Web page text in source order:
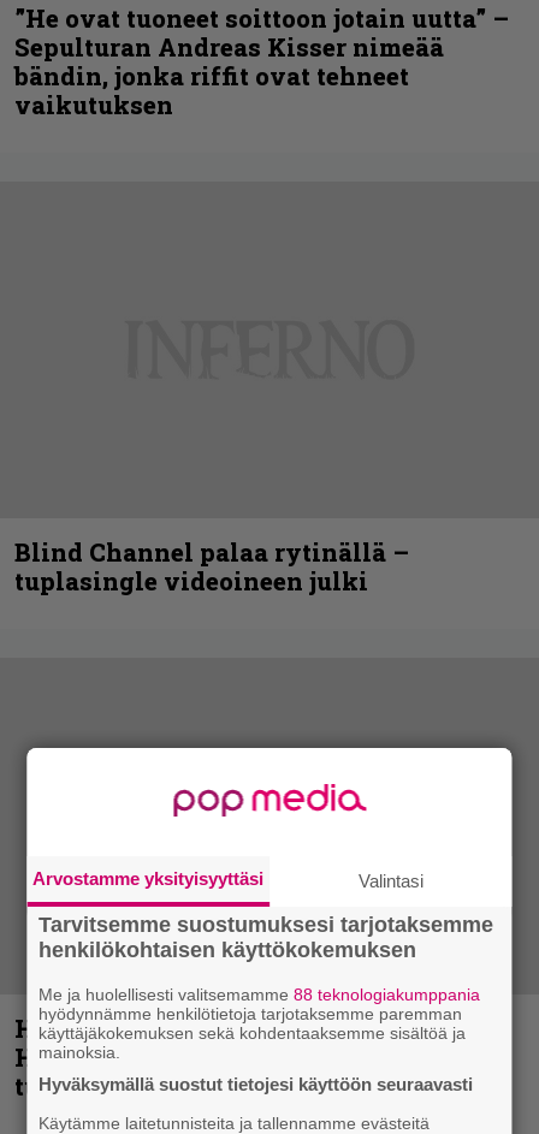
”He ovat tuoneet soittoon jotain uutta” –
Sepulturan Andreas Kisser nimeää
bändin, jonka riffit ovat tehneet
vaikutuksen
Blind Channel palaa rytinällä –
tuplasingle videoineen julki
Helloween- ja Gamma Ray -mies Kai
Hansen julkaisi uuden maistiaisen
tulevalta soololevyltä
Arvostamme yksityisyyttäsi Valintasi
Tarvitsemme suostumuksesi tarjotaksemme
henkilökohtaisen käyttökokemuksen
Me ja huolellisesti valitsemamme88 teknologiakumppania
hyödynnämme henkilötietoja tarjotaksemme paremman
käyttäjäkokemuksen sekä kohdentaaksemme sisältöä ja
mainoksia.
Hyväksymällä suostut tietojesi käyttöön seuraavasti
Käytämme laitetunnisteita ja tallennamme evästeitä